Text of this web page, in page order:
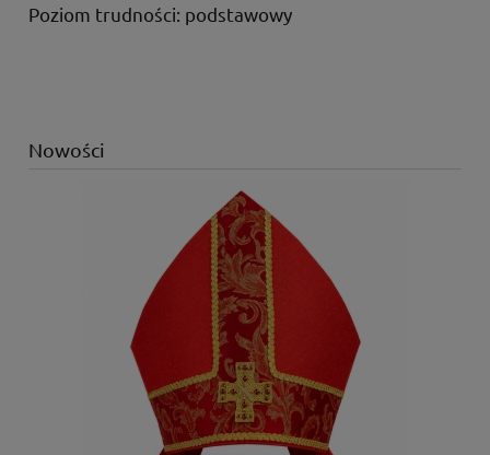
Poziom trudności: podstawowy
Nowości